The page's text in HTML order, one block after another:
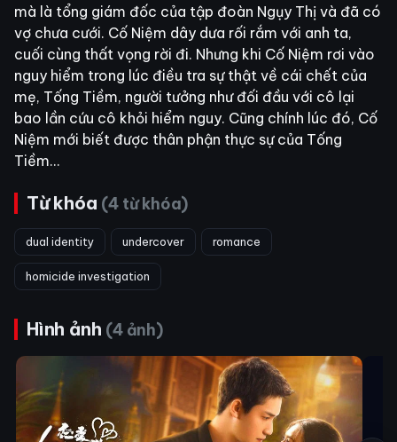
mà là tổng giám đốc của tập đoàn Ngụy Thị và đã có
vợ chưa cưới. Cố Niệm dây dưa rối rắm với anh ta,
cuối cùng thất vọng rời đi. Nhưng khi Cố Niệm rơi vào
nguy hiểm trong lúc điều tra sự thật về cái chết của
mẹ, Tống Tiềm, người tưởng như đối đầu với cô lại
bao lần cứu cô khỏi hiểm nguy. Cũng chính lúc đó, Cố
Niệm mới biết được thân phận thực sự của Tống
Tiềm…
Từ khóa (4 từ khóa)
dual identity undercover romance
homicide investigation
Hình ảnh (4 ảnh)